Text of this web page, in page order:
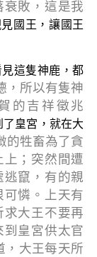
敗，這是我
國王，讓國王
這隻神鹿，都
，所以有隻神
的吉祥徵兆
皇宮，就在大
的牲畜為了貪
；突然間遭
竄，有的親
可憐。上天有
大王不要再
皇宮供太官
，大王每天所